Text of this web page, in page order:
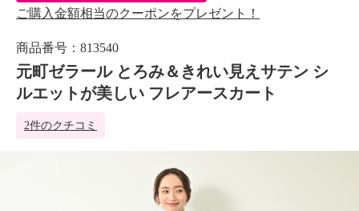
ご購入金額相当のクーポンをプレゼント！
商品番号：813540
元町ゼラール とろみ＆きれい見えサテン シ
ルエットが美しい フレアースカート
2件のクチコミ